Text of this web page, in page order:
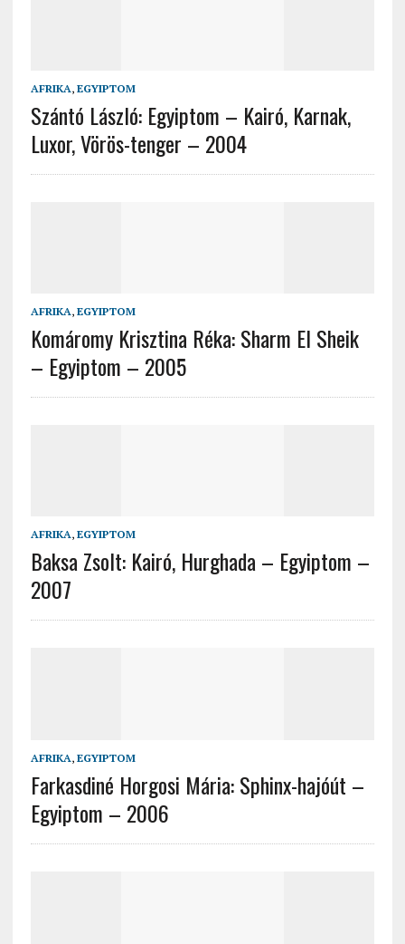
AFRIKA, EGYIPTOM
Szántó László: Egyiptom – Kairó, Karnak,
Luxor, Vörös-tenger – 2004
AFRIKA, EGYIPTOM
Komáromy Krisztina Réka: Sharm El Sheik
– Egyiptom – 2005
AFRIKA, EGYIPTOM
Baksa Zsolt: Kairó, Hurghada – Egyiptom –
2007
AFRIKA, EGYIPTOM
Farkasdiné Horgosi Mária: Sphinx-hajóút –
Egyiptom – 2006